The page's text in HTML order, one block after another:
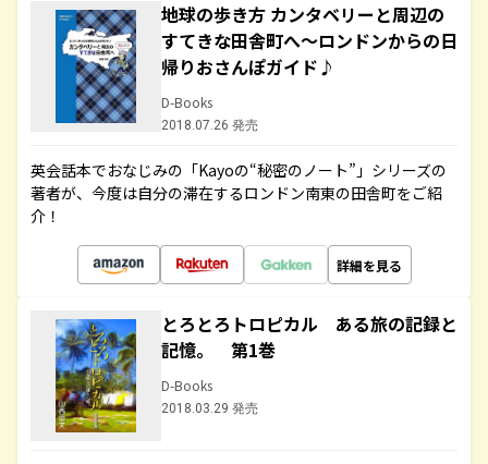
地球の歩き方 カンタベリーと周辺の
すてきな田舎町へ～ロンドンからの日
帰りおさんぽガイド♪
D-Books
2018.07.26 発売
英会話本でおなじみの「Kayoの“秘密のノート”」シリーズの
著者が、今度は自分の滞在するロンドン南東の田舎町をご紹
介！
詳細を見る
とろとろトロピカル ある旅の記録と
記憶。 第1巻
D-Books
2018.03.29 発売